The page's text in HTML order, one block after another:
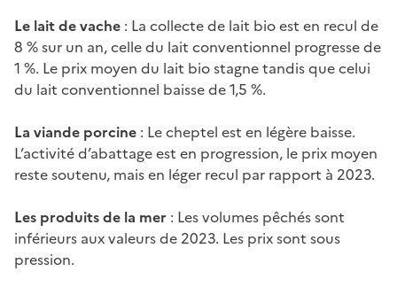
Le lait de vache : La collecte de lait bio est en recul de
8 % sur un an, celle du lait conventionnel progresse de
1 %. Le prix moyen du lait bio stagne tandis que celui
du lait conventionnel baisse de 1,5 %.
La viande porcine : Le cheptel est en légère baisse.
L’activité d’abattage est en progression, le prix moyen
reste soutenu, mais en léger recul par rapport à 2023.
Les produits de la mer : Les volumes pêchés sont
inférieurs aux valeurs de 2023. Les prix sont sous
pression.